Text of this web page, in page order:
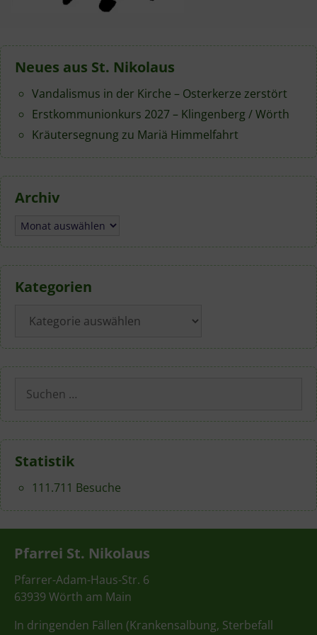
Neues aus St. Nikolaus
Vandalismus in der Kirche – Osterkerze zerstört
Erstkommunionkurs 2027 – Klingenberg / Wörth
Kräutersegnung zu Mariä Himmelfahrt
Archiv
Archiv
Kategorien
Suchen
nach:
Statistik
111.711 Besuche
Pfarrei St. Nikolaus
Pfarrer-Adam-Haus-Str. 6
63939 Wörth am Main
In dringenden Fällen (Krankensalbung, Sterbefall